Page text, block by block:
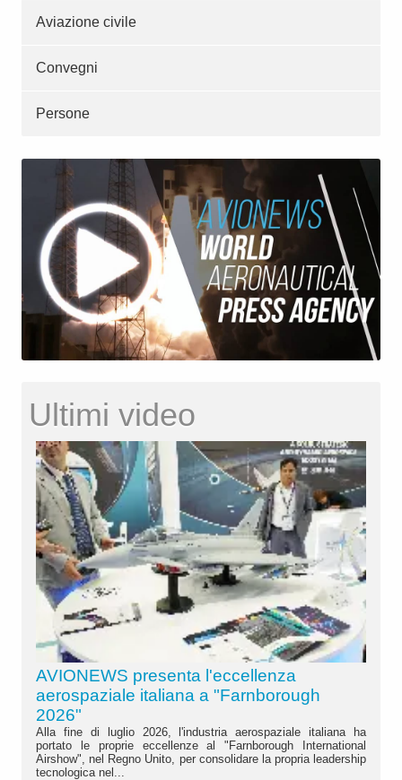
Aviazione civile
Convegni
Persone
Ultimi video
AVIONEWS presenta l'eccellenza
aerospaziale italiana a "Farnborough
2026"
Alla fine di luglio 2026, l'industria aerospaziale italiana ha
portato le proprie eccellenze al "Farnborough International
Airshow", nel Regno Unito, per consolidare la propria leadership
tecnologica nel...